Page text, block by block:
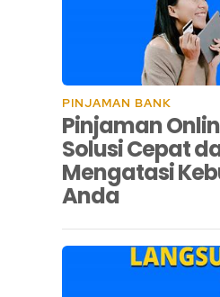
PINJAMAN BANK
Pinjaman
Solusi Cepat
Mengatasi
Anda